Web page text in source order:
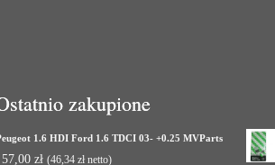
zakupione
1.6 HDI Ford 1.6 TDCI 03- +0.25 MVParts
57,00 zł (46,34 zł netto)